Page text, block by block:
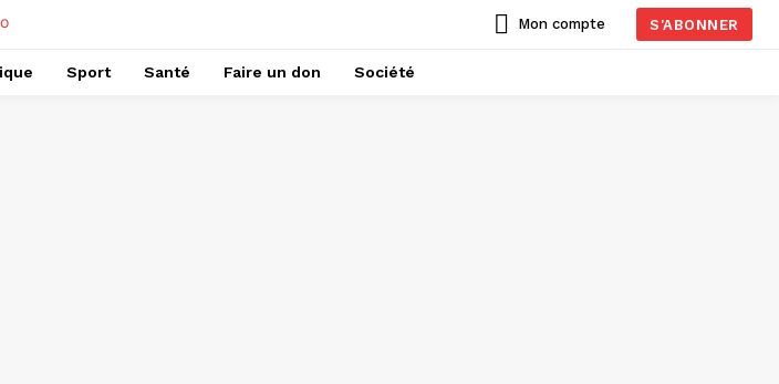
Mon compte S'ABONNER
Sport Santé Faire un don Société